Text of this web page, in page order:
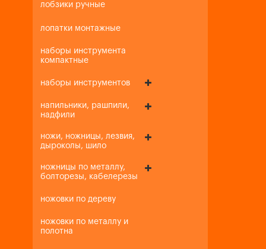
лобзики ручные
лопатки монтажные
наборы инструмента
компактные
наборы инструментов
напильники, рашпили,
надфили
ножи, ножницы, лезвия,
дыроколы, шило
ножницы по металлу,
болторезы, кабелерезы
ножовки по дереву
ножовки по металлу и
полотна